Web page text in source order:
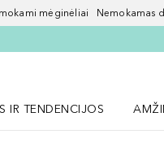
mėginėliai Nemokamas
IR TENDENCIJOS